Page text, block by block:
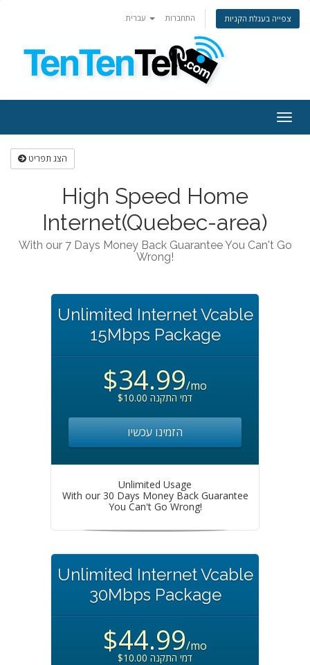
התחברות צפייה בעגלת הקניות
הצג תפריט
High Speed Home
Internet(Quebec-area)
With our 7 Days Money Back Guarantee You Can't Go
Wrong!
Unlimited Internet Vcable
15Mbps Package
$34.99/mo
$10.00 דמי התקנה
הזמינו עכשיו
Unlimited Usage
With our 30 Days Money Back Guarantee
You Can't Go Wrong!
Unlimited Internet Vcable
30Mbps Package
$44.99/mo
$10.00 דמי התקנה